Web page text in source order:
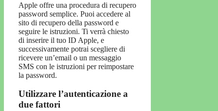
Apple offre una procedura di recupero
password semplice. Puoi accedere al
sito di recupero della password e
seguire le istruzioni. Ti verrà chiesto
di inserire il tuo ID Apple, e
successivamente potrai scegliere di
ricevere un’email o un messaggio
SMS con le istruzioni per reimpostare
la password.
Utilizzare l’autenticazione a
due fattori